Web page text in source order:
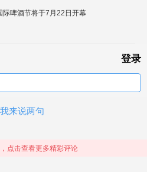
际啤酒节将于7月22日开幕
登录
我来说两句
点击查看更多精彩评论